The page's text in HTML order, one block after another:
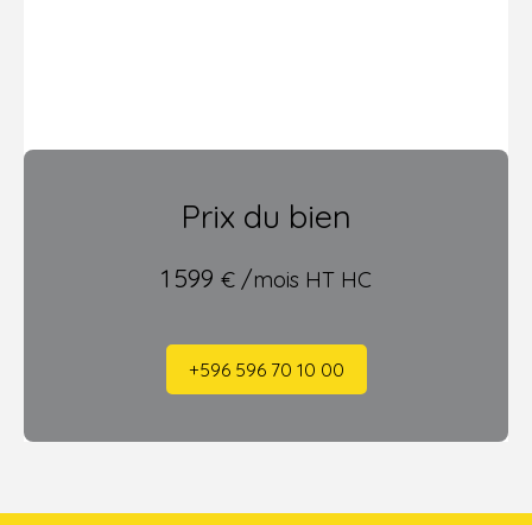
Prix du bien
1 599 € /mois HT HC
+596 596 70 10 00